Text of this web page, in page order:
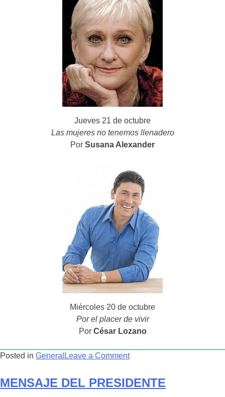
Jueves 21 de octubre
Las mujeres no tenemos llenadero
Por Susana Alexander
Miércoles 20 de octubre
Por el placer de vivir
Por César Lozano
Posted in General Leave a Commenton
Convención
Internacional
MENSAJE DEL PRESIDENTE